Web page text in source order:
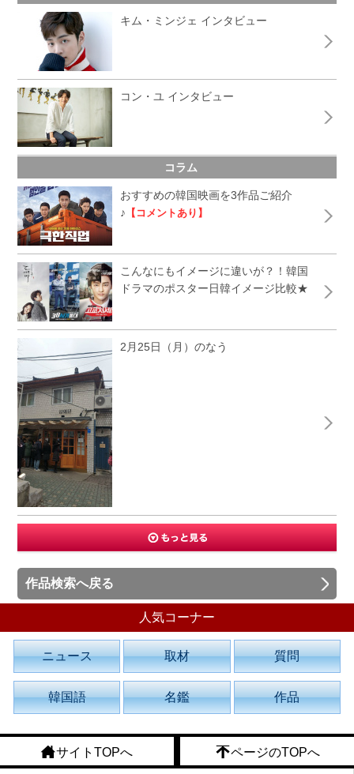
キム・ミンジェ インタビュー
コン・ユ インタビュー
コラム
おすすめの韓国映画を3作品ご紹介
♪ 【コメントあり】
こんなにもイメージに違いが？！韓国
ドラマのポスター日韓イメージ比較★
2月25日（月）のなう
作品検索へ戻る
人気コーナー
ニュース 取材 質問
韓国語 名鑑 作品
サイトTOPへ ページのTOPへ